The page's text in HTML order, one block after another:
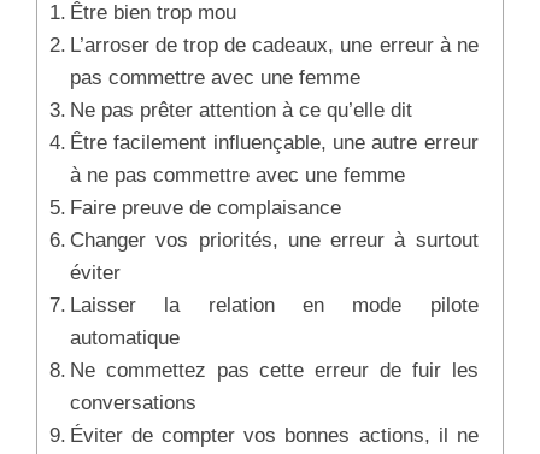
Être bien trop mou
L’arroser de trop de cadeaux, une erreur à ne
pas commettre avec une femme
Ne pas prêter attention à ce qu’elle dit
Être facilement influençable, une autre erreur
à ne pas commettre avec une femme
Faire preuve de complaisance
Changer vos priorités, une erreur à surtout
éviter
Laisser la relation en mode pilote
automatique
Ne commettez pas cette erreur de fuir les
conversations
Éviter de compter vos bonnes actions, il ne